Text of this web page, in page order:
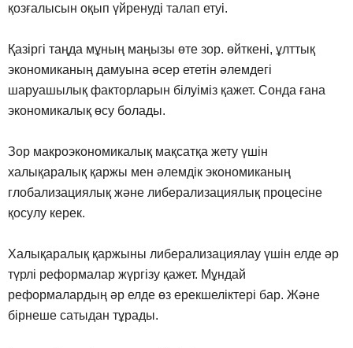
қозғалысын оқып үйренуді талап етуі.
Қазіргі таңда мұның маңызы өте зор. өйткені, ұлттық
экономиканың дамуына әсер ететін әлемдегі
шаруашылық факторларын білуіміз қажет. Сонда ғана
экономикалық өсу болады.
Зор макроэкономикалық мақсатқа жету үшін
халықаралық қаржы мен әлемдік экономиканың
глобализациялық және либерализациялық процесіне
қосулу керек.
Халықаралық қаржыны либерализациялау үшін елде әр
түрлі реформалар жүргізу қажет. Мұндай
реформалардың әр елде өз ерекшеліктері бар. Және
бірнеше сатыдан тұрады.